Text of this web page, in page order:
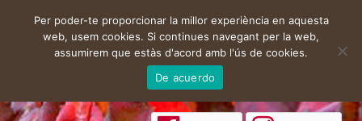
Per poder-te proporcionar la millor experiència en aquesta
web, usem cookies. Si continues navegant per la web,
assumirem que estàs d'acord amb l'ús de cookies.
De acuerdo